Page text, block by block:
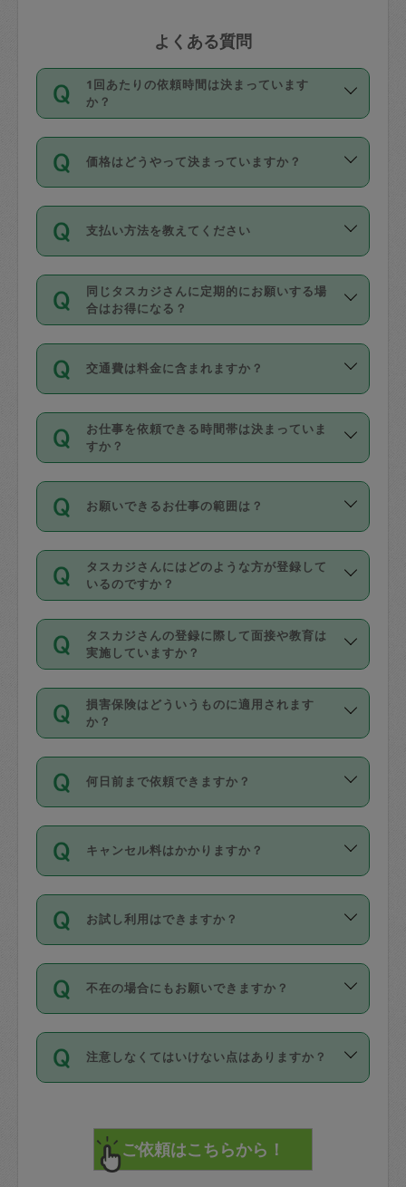
よくある質問
1回あたりの依頼時間は決まっています
か？
依頼1回につき3時間固定です。3時間を
超えて依頼したい場合は、延長機能をご
利用ください。機能をご利用いただくに
の上事前申請することが必要です。な
お、3時間を下回っても、値引き等はござ
いません。
価格はどうやって決まっていますか？
11種類の価格帯の中からタスカジさん自
身が価格を選んで設定しています。
タスカジさんの価格設定には最初は制限
があり、レビュー件数、レビューの平均
値、などで除々に設定可能な最高額が上
がっていく仕組みになっています。
支払い方法を教えてください
お支払方法はクレジットカード（Visa／
Master／JCB／AMERICAN EXPRESS／
Diners Club）のみとなります。
を行う際にご入力ください。プロフィー
ル登録時にはご入力いただかなくても大
丈夫です。
デビットカード・プリペイドカード（Vプ
リカ、au WALLETなど）は支払にはご利
銀行振込や現金払いも対応していませ
なお、タスカジさんの交通費も、依頼料
金のご請求と合わせてお支払いとなりま
動計算で表示されます。
同じタスカジさんに定期的にお願いする場
合はお得になる？
依頼には「スポット」と「定期（毎週｜
隔週）」があり、「定期」の依頼は「ス
ポット」よりお得な料金でご利用できま
す。
定期の最低利用回数は設けていない代わ
りに、一定数を超えたキャンセルは有償
（例：毎週定期の場合は３回以上のキャ
ンセルが有償（1200円、隔週定期の場合
は２回以上のキャンセルが有償（1200
交通費は料金に含まれますか？
交通費は依頼料金とは別途発生し、依頼
料金のご請求と合わせてお支払いとなり
ます。交通費の金額は「依頼の詳細」に
お仕事を依頼できる時間帯は決まっていま
すか？
時間帯は3種類あります。いずれも１回あ
たり３時間です。
・ＡＭ ９時～１２時
・ＰＭ １３時～１６時
・夜 １８時～２１時
開始時間を２時間前後変更することが可
能です。依頼送信後、個別にタスカジさ
んにメッセージを送り調整してくださ
い。ただし、２時間を越えての調整はで
時間も被らない場合、損害保険の対象外
お願いできるお仕事の範囲は？
掃除、整理収納、洗濯、買い物、料理、
作り置きです。タスカジさんによってで
きる仕事の範囲が異なりますので、依頼
する前にタスカジさんのプロフィールで
確認してください。
基本的に、高所での作業や危険作業、屋
外での作業は対象外です。
タスカジさんにはどのような方が登録して
いるのですか？
主婦として長年の家事経験をお持ちの
方、栄養士・調理師といった資格者で保
育園や学校の給食やレストランで料理関
係の専門職に従事されていた方、日本で
すでにハウスキーパーや英語の先生とし
てお仕事をしているフィリピン出身の
社員など様々なバックグラウンドの方が
登録しています。
日本語も話せる方など様々です。
ールに記載していますので、各自の得意
を依頼してください。
タスカジさんの登録に際して面接や教育は
実施していますか？
応募の際に、各自事務局との面接と説明
を行っています。その後、身分証明書の
写真提出をしていただいています。外国
確認しています。タスカジさんトレーニ
ング動画を使ったセルフトレーニングの
現場トライアルを受け、合格したタスカ
ジさんが活動されています。
※テストセンターの講評は１件目のレビュ
参考
【詳細】タスカジさんの登録に際
損害保険はどういうものに適用されます
か？
依頼者とタスカジさんとの間でタスカジ
を通して成立した作業時間内での作業に
適用されます。作業範囲は、掃除、洗
です。作業中に物を壊したり、人にけが
をさせたりした場合が対象で、補償金額
す。
写真を撮り、
詳細FAQ：
損害賠償保険について教えて
何日前まで依頼できますか？
ご依頼は、現在を起点に3日後（72時間
以降）の日時から受付可能となっていま
す。
タスカジさんへ「募集」をかけることが
可能です。
キャンセル料はかかりますか？
キャンセル料には、以下の2種類がありま
す。
1. 直前キャンセル（定期、スポット契約
共通）
72時間を超える※と、以下のキャンセル
料が発生します。
直前キャンセル料：
72時間前〜24時間前＝依頼料金の50%
お試し利用はできますか？
「お試し利用」というメニューはありま
せんが、「一回のみ」依頼を活用するこ
とによって、気に入ったタスカジさんを
まず、条件の合う気になるタスカジさ
みてください。
その後、一番気に入ったタスカジさんに
不在の場合にもお願いできますか？
不在の場合の作業はタスカジさんの同意
が必要です。数回の依頼ののち、タスカ
ジさんと依頼者の間で十分な信頼関係が
てください。
不在時に部屋に入るためにタスカジさん
注意しなくてはいけない点はありますか？
で、必ず鍵のかかるロッカーや金庫に入
れて依頼者の責任の元管理するよう心掛
けてください。